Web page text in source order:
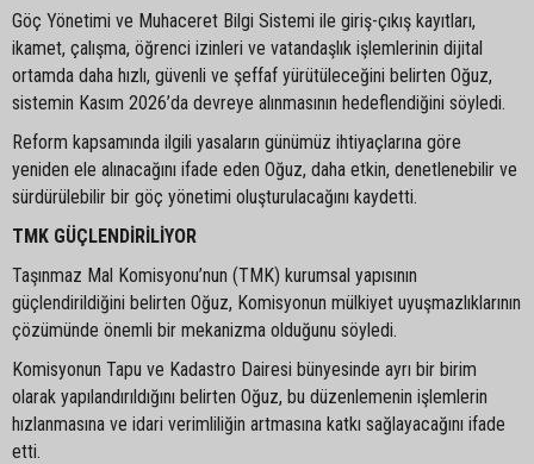
Göç Yönetimi ve Muhaceret Bilgi Sistemi ile giriş-çıkış kayıtları,
ikamet, çalışma, öğrenci izinleri ve vatandaşlık işlemlerinin dijital
ortamda daha hızlı, güvenli ve şeffaf yürütüleceğini belirten Oğuz,
sistemin Kasım 2026’da devreye alınmasının hedeflendiğini söyledi.
Reform kapsamında ilgili yasaların günümüz ihtiyaçlarına göre
yeniden ele alınacağını ifade eden Oğuz, daha etkin, denetlenebilir ve
sürdürülebilir bir göç yönetimi oluşturulacağını kaydetti.
TMK GÜÇLENDİRİLİYOR
Taşınmaz Mal Komisyonu’nun (TMK) kurumsal yapısının
güçlendirildiğini belirten Oğuz, Komisyonun mülkiyet uyuşmazlıklarının
çözümünde önemli bir mekanizma olduğunu söyledi.
Komisyonun Tapu ve Kadastro Dairesi bünyesinde ayrı bir birim
olarak yapılandırıldığını belirten Oğuz, bu düzenlemenin işlemlerin
hızlanmasına ve idari verimliliğin artmasına katkı sağlayacağını ifade
etti.